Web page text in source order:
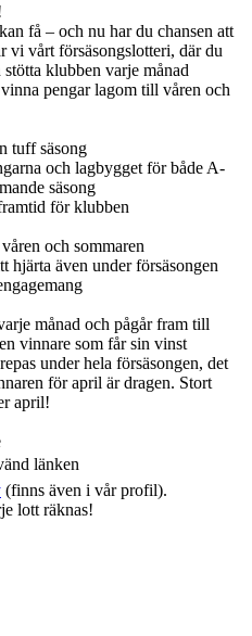
få – och nu har du chansen att
vi vårt försäsongslotteri, där du
klubben varje månad
pengar lagom till våren och
tuff säsong
och lagbygget för både A-
säsong
för klubben
och sommaren
även under försäsongen
månad och pågår fram till
vinnare som får sin vinst
under hela försäsongen, det
för april är dragen. Stort
april!
länken
(finns även i vår profil).
lott räknas!